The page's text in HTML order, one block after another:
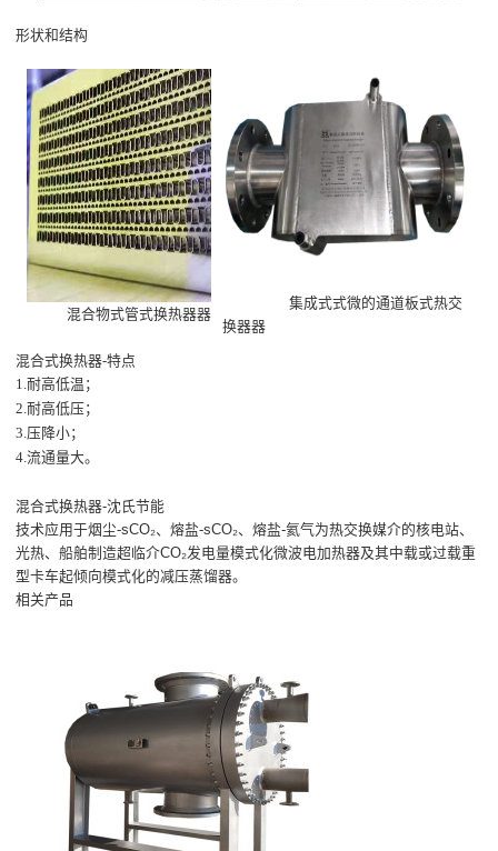
形状和结构
混合物式管式换热器器
集成式式微的通道板式热交
换器器
混合式换热器-特点
1.耐高低温；
2.耐高低压；
3.压降小；
4.流通量大。
混合式换热器-沈氏节能
技术应用于烟尘-sCO₂、熔盐-sCO₂、熔盐-氦气为热交换媒介的核电站、
光热、船舶制造超临介CO₂发电量模式化微波电加热器及其中载或过载重
型卡车起倾向模式化的减压蒸馏器。
相关产品